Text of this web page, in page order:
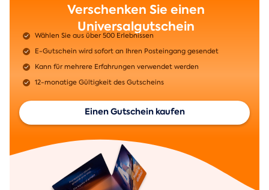
Verschenken Sie einen
Universalgutschein
Wählen Sie aus über 500 Erlebnissen
E-Gutschein wird sofort an Ihren Posteingang gesendet
Kann für mehrere Erfahrungen verwendet werden
12-monatige Gültigkeit des Gutscheins
Einen Gutschein kaufen